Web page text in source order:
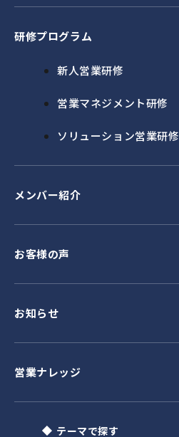
研修プログラム
新人営業研修
営業マネジメント研修
ソリューション営業研修
メンバー紹介
お客様の声
お知らせ
営業ナレッジ
テーマで探す